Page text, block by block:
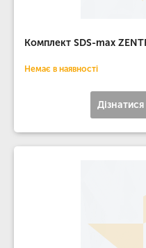
Комплект SDS-max
Немає в наявності